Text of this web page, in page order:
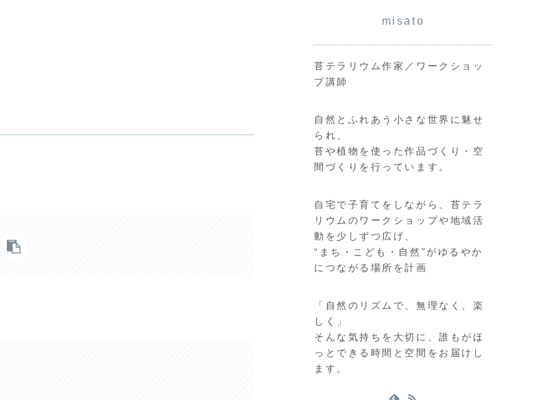
misato
苔テラリウム作家／ワークショッ
プ講師
自然とふれあう小さな世界に魅せ
られ、
苔や植物を使った作品づくり・空
間づくりを行っています。
自宅で子育てをしながら、苔テラ
リウムのワークショップや地域活
動を少しずつ広げ、
“まち・こども・自然”がゆるやか
につながる場所を計画
「自然のリズムで、無理なく、楽
しく」
そんな気持ちを大切に、誰もがほ
っとできる時間と空間をお届けし
ます。